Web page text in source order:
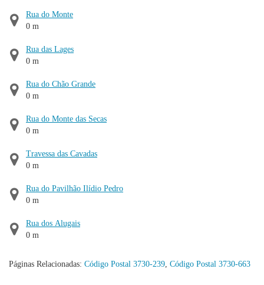
Rua do Monte
0 m
Rua das Lages
0 m
Rua do Chão Grande
0 m
Rua do Monte das Secas
0 m
Travessa das Cavadas
0 m
Rua do Pavilhão Ilídio Pedro
0 m
Rua dos Alugais
0 m
Páginas Relacionadas: Código Postal 3730-239, Código Postal 3730-663